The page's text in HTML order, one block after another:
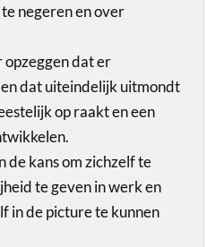
negeren en over
opzeggen dat er
dat uiteindelijk uitmondt
op raakt en een
de kans om zichzelf te
te geven in werk en
in de picture te kunnen